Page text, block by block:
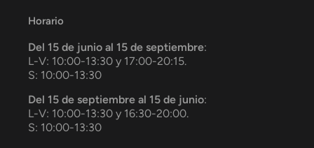
Horario
Del 15 de junio al 15 de septiembre:
L-V: 10:00-13:30 y 17:00-20:15.
S: 10:00-13:30
Del 15 de septiembre al 15 de junio:
L-V: 10:00-13:30 y 16:30-20:00.
S: 10:00-13:30